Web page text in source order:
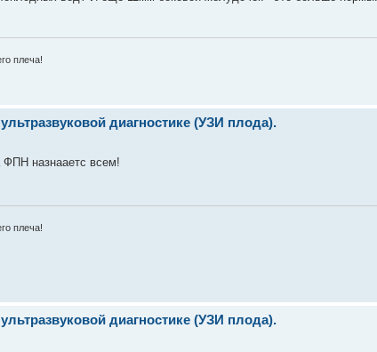
плеча!
диагностике (УЗИ плода).
ФПН назнааетс всем!
плеча!
диагностике (УЗИ плода).